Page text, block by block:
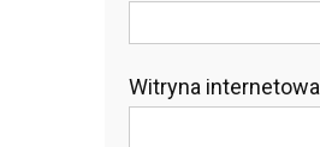
Witryna internetowa